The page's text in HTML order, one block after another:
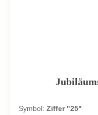
Symbol: Ziffer "25"